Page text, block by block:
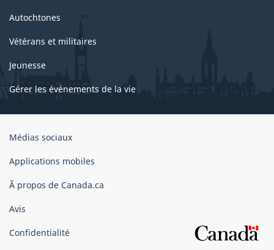
Autochtones
Vétérans et militaires
Jeunesse
Gérer les événements de la vie
Organisation
gouvernement
Canada
Médias sociaux
Applications mobiles
Ã propos de Canada.ca
Avis
Confidentialité